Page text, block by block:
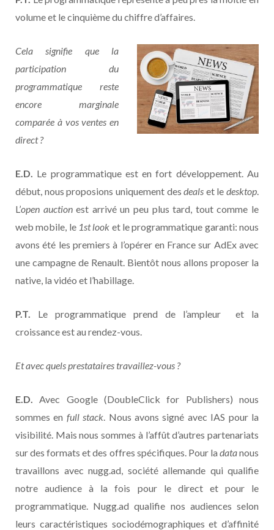
volume et le cinquième du chiffre d’affaires.
Cela signifie que la
participation du
programmatique reste
encore marginale
comparée à vos ventes en
direct ?
E.D.
Le programmatique est en fort développement. Au
début, nous proposions uniquement desdeals et le desktop
L’open auctionest arrivé un peu plus tard, tout comme le
web mobile, le 1st look et le programmatique garanti: nous
avons été les premiers à l’opérer en France sur AdEx avec
une campagne de Renault. Bientôt nous allons proposer la
native, la vidéo et l’habillage.
P.T. Le programmatique prend de l’ampleur et la
croissance est au rendez-vous.
Et avec quels prestataires travaillez-vous ?
E.D.
Avec Google (DoubleClick for Publishers) nous
sommes en full stack . Nous avons signé avec IAS pour la
visibilité. Mais nous sommes à l’affût d’autres partenariats
sur des formats et des offres spécifiques. Pour la datanous
travaillons avec nugg.ad, société allemande qui qualifie
notre audience à la fois pour le direct et pour le
programmatique. Nugg.ad qualifie nos audiences selon
leurs caractéristiques sociodémographiques et d’affinité